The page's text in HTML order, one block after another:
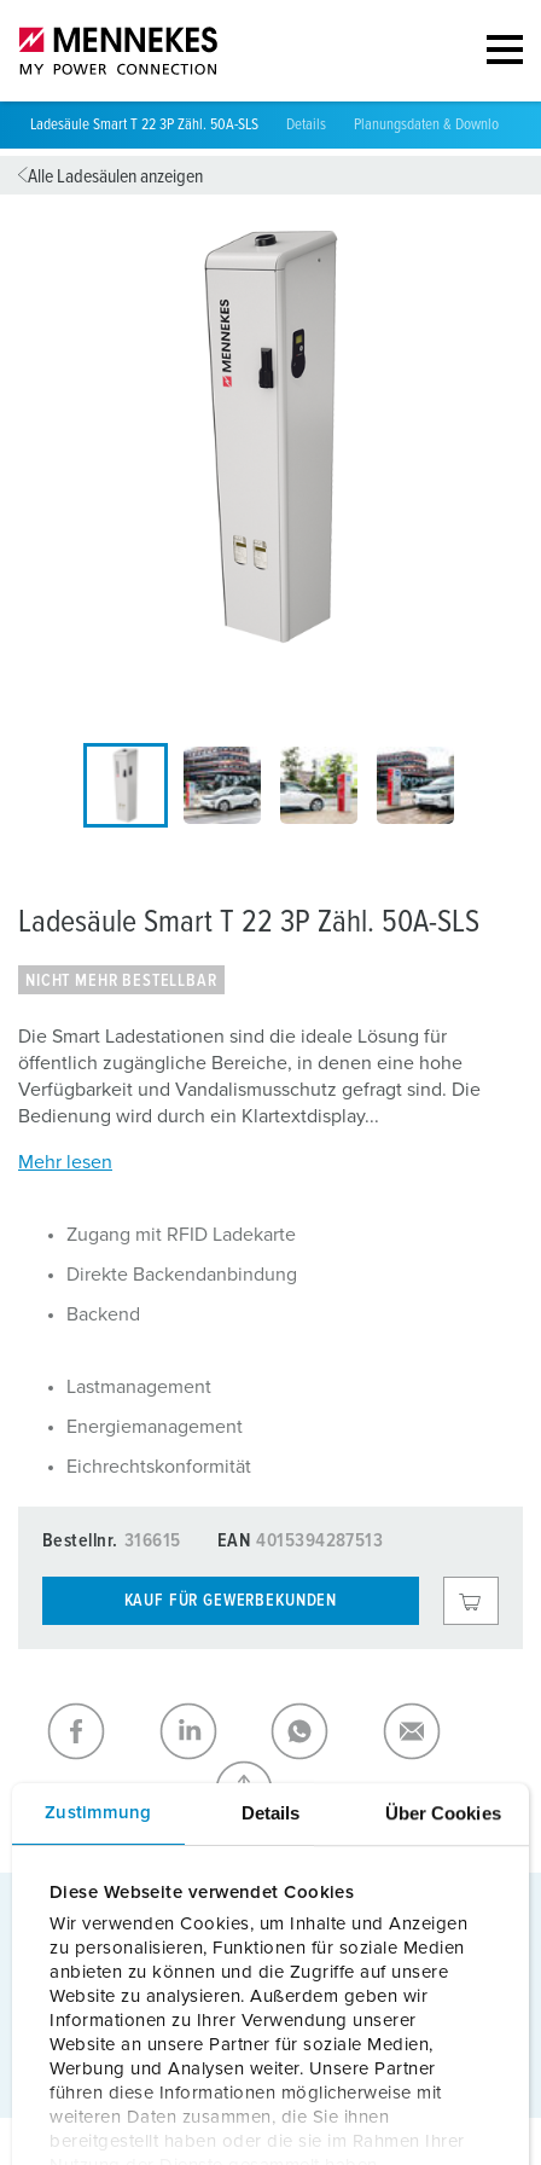
Zustimmung Details Über Cookies
Diese Webseite verwendet Cookies
Wir verwenden Cookies, um Inhalte und Anzeigen
zu personalisieren, Funktionen für soziale Medien
anbieten zu können und die Zugriffe auf unsere
Website zu analysieren. Außerdem geben wir
Informationen zu Ihrer Verwendung unserer
Website an unsere Partner für soziale Medien,
Werbung und Analysen weiter. Unsere Partner
führen diese Informationen möglicherweise mit
weiteren Daten zusammen, die Sie ihnen
bereitgestellt haben oder die sie im Rahmen Ihrer
Ladesäule Smart T 22 3P Zähl. 50A-SLS Details Planungsdaten & Downloads
Alle Ladesäulen anzeigen
Ladesäule Smart T 22 3P Zähl. 50A-SLS
NICHT MEHR BESTELLBAR
Die Smart Ladestationen sind die ideale Lösung für
öffentlich zugängliche Bereiche, in denen eine hohe
Verfügbarkeit und Vandalismusschutz gefragt sind. Die
Bedienung wird durch ein Klartextdisplay...
Mehr lesen
Zugang mit RFID Ladekarte
Direkte Backendanbindung
Backend
Lastmanagement
Energiemanagement
Eichrechtskonformität
Bestellnr. 316615 EAN 4015394287513
KAUF FÜR GEWERBEKUNDEN
Eichrechtskonform
Für eine eichrechtskonforme
Ladeinfrastruktur
Mehr erfahren